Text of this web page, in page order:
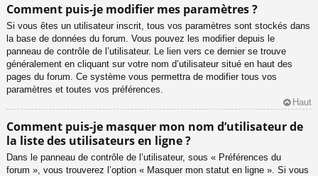
Comment puis-je modifier mes paramètres ?
Si vous êtes un utilisateur inscrit, tous vos paramètres sont stockés dans
la base de données du forum. Vous pouvez les modifier depuis le
panneau de contrôle de l’utilisateur. Le lien vers ce dernier se trouve
généralement en cliquant sur votre nom d’utilisateur situé en haut des
pages du forum. Ce système vous permettra de modifier tous vos
paramètres et toutes vos préférences.
Haut
Comment puis-je masquer mon nom d’utilisateur de
la liste des utilisateurs en ligne ?
Dans le panneau de contrôle de l’utilisateur, sous « Préférences du
forum », vous trouverez l’option « Masquer mon statut en ligne ». Si vous